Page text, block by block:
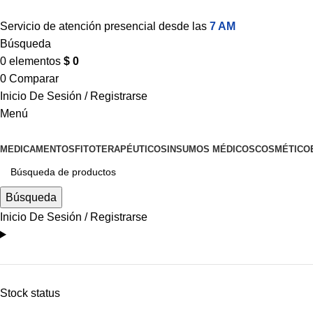
Servicio de atención presencial desde las 7 AM
Búsqueda
0 elementos $ 0
0 Comparar
Inicio De Sesión / Registrarse
Menú
MEDICAMENTOS FITOTERAPÉUTICOS INSUMOS MÉDICOSCOSMÉTICO
Búsqueda
Inicio De Sesión / Registrarse
Stock status